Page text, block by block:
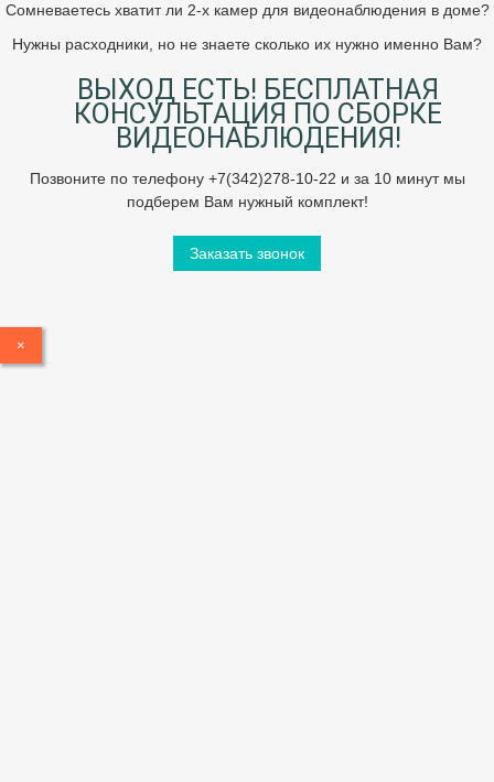
Сомневаетесь хватит ли 2-х камер для видеонаблюдения в доме?
Нужны расходники, но не знаете сколько их нужно именно Вам?
ВЫХОД ЕСТЬ! БЕСПЛАТНАЯ
КОНСУЛЬТАЦИЯ ПО СБОРКЕ
ВИДЕОНАБЛЮДЕНИЯ!
Позвоните по телефону +7(342)278-10-22 и за 10 минут мы
подберем Вам нужный комплект!
Заказать звонок
×